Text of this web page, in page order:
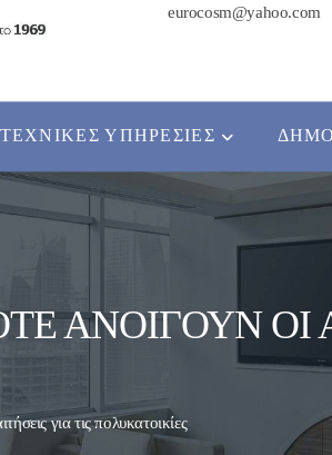
eurocosm@yahoo.com
ΤΕΧΝΙΚΈΣ ΥΠΗΡΕΣΊΕΣ
ΑΝΟΊΓΟΥΝ ΟΙ
για τις πολυκατοικίες